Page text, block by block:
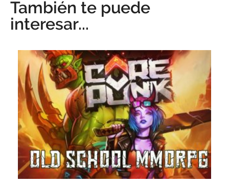
También te puede
interesar...